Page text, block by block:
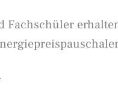
Fachschüler